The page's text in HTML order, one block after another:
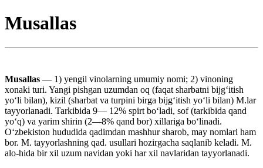
Musallas
Musallas — 1) yengil vinolarning umumiy nomi; 2) vinoning
xonaki turi. Yangi pishgan uzumdan oq (faqat sharbatni bijgʻitish
yoʻli bilan), kizil (sharbat va turpini birga bijgʻitish yoʻli bilan) M.lar
tayyorlanadi. Tarkibida 9— 12% spirt boʻladi, sof (tarkibida qand
yoʻq) va yarim shirin (2—8% qand bor) xillariga boʻlinadi.
Oʻzbekiston hududida qadimdan mashhur sharob, may nomlari ham
bor. M. tayyorlashning qad. usullari hozirgacha saqlanib keladi. M.
alo-hida bir xil uzum navidan yoki har xil navlaridan tayyorlanadi.